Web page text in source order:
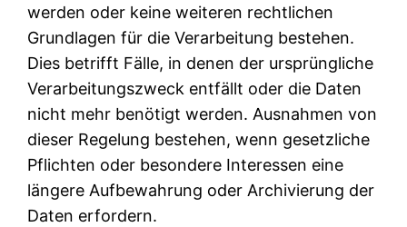
werden oder keine weiteren rechtlichen
Grundlagen für die Verarbeitung bestehen.
Dies betrifft Fälle, in denen der ursprüngliche
Verarbeitungszweck entfällt oder die Daten
nicht mehr benötigt werden. Ausnahmen von
dieser Regelung bestehen, wenn gesetzliche
Pflichten oder besondere Interessen eine
längere Aufbewahrung oder Archivierung der
Daten erfordern.